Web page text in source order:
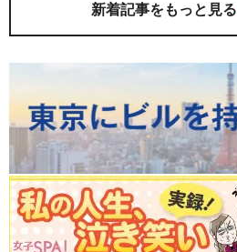
新着記事をもっと見る